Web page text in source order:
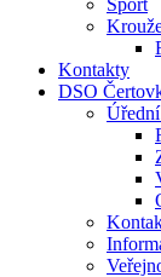
Sport
Kontakty
DSO
Úřední